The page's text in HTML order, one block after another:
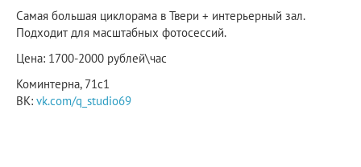
Самая большая циклорама в Твери + интерьерный зал.
Подходит для масштабных фотосессий.
Цена: 1700-2000 рублей\час
Коминтерна, 71с1
ВК: vk.com/q_studio69